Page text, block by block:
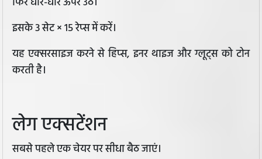
इसके 3 सेट × 15 रेप्स में करें।
यह एक्सरसाइज करने से हिप्स, इनर थाइज और ग्लूट्स को टोन
करती है।
लेग एक्सटेंशन
सबसे पहले एक चेयर पर सीधा बैठ जाएं।